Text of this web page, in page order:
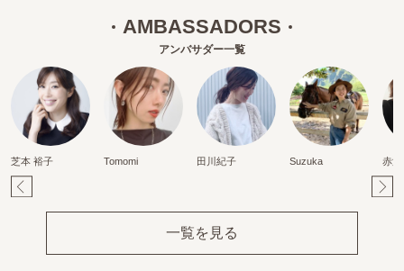
AMBASSADORS
アンバサダー一覧
芝本 裕子 Tomomi 田川紀子 Suzuka 赤澤
一覧を見る